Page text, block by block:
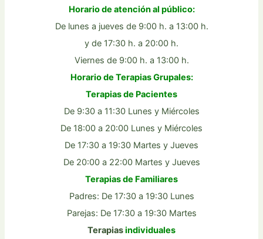
Horario de atención al público:
De lunes a jueves de 9:00 h. a 13:00 h.
y de 17:30 h. a 20:00 h.
Viernes de 9:00 h. a 13:00 h.
Horario de Terapias Grupales:
Terapias de Pacientes
De 9:30 a 11:30 Lunes y Miércoles
De 18:00 a 20:00 Lunes y Miércoles
De 17:30 a 19:30 Martes y Jueves
De 20:00 a 22:00 Martes y Jueves
Terapias de Familiares
Padres: De 17:30 a 19:30 Lunes
Parejas: De 17:30 a 19:30 Martes
Terapiasindividuales